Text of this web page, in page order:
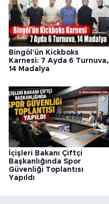
Bingöl'ün Kickboks
Karnesi: 7 Ayda 6 Turnuva,
14 Madalya
İçişleri Bakanı Çiftçi
Başkanlığında Spor
Güvenliği Toplantısı
Yapıldı